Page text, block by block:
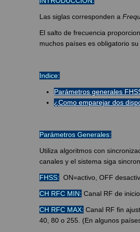
Las siglas corresponden a
El salto de frecuencia
muchos países es obligatorio su
Indice:
Parámetros generales
¿Como emparejar dos
Parámetros Generales:
Utiliza algoritmos con
canales y el sistema siga
FHSS: ON=activo, OFF
CH RFC MIN: Canal RF de
CH RFC MAX: Canal RF fin
40, 80 o 255. (En algunos